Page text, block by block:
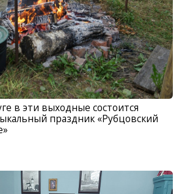
в эти выходные состоится
праздник «Рубцовский